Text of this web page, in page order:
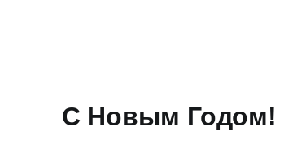
С Новым Годом!